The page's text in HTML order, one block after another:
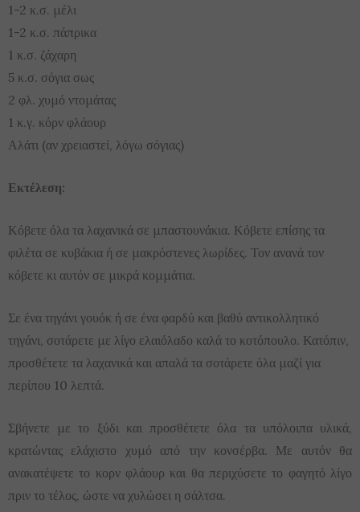
1-2 κ.σ. μέλι
1-2 κ.σ. πάπρικα
1 κ.σ. ζάχαρη
5 κ.σ. σόγια σως
2 φλ. χυμό ντομάτας
1 κ.γ. κόρν φλάουρ
Αλάτι (αν χρειαστεί, λόγω σόγιας)
Εκτέλεση:
Κόβετε όλα τα λαχανικά σε μπαστουνάκια. Κόβετε επίσης τα
φιλέτα σε κυβάκια ή σε μακρόστενες λωρίδες. Τον ανανά τον
κόβετε κι αυτόν σε μικρά κομμάτια.
Σε ένα τηγάνι γουόκ ή σε ένα φαρδύ και βαθύ αντικολλητικό
τηγάνι, σοτάρετε με λίγο ελαιόλαδο καλά το κοτόπουλο. Κατόπιν,
προσθέτετε τα λαχανικά και απαλά τα σοτάρετε όλα μαζί για
περίπου 10 λεπτά.
Σβήνετε με το ξύδι και προσθέτετε όλα τα υπόλοιπα υλικά,
κρατώντας ελάχιστο χυμό από την κονσέρβα. Με αυτόν θα
ανακατέψετε το κορν φλάουρ και θα περιχύσετε το φαγητό λίγο
πριν το τέλος, ώστε να χυλώσει η σάλτσα.